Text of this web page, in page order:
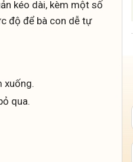
kéo dài, kèm một số
độ để bà con dễ tự
xuống.
qua.